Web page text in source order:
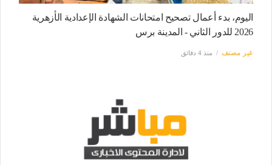
اليوم، بدء أعمال تصحيح امتحانات الشهادة الإعدادية الأزهرية
2026 للدور الثاني - المدينة برس
غير مصنف منذ 4 دقائق